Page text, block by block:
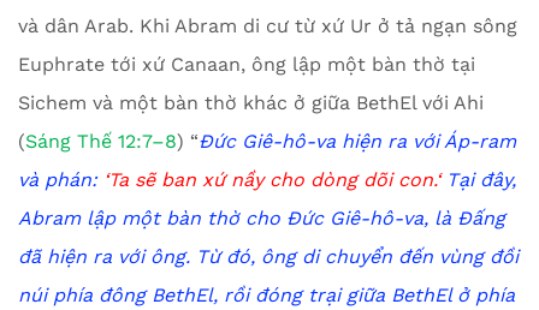
và dân Arab. Khi Abram di cư từ xứ Ur ở tả ngạn sông
Euphrate tới xứ Canaan, ông lập một bàn thờ tại
Sichem và một bàn thờ khác ở giữa BethEl với Ahi
(Sáng Thế 12:7–8) “Đức Giê-hô-va hiện ra với Áp-ram
và phán: ‘Ta sẽ ban xứ nầy cho dòng dõi con.‘Tại đây,
Abram lập một bàn thờ cho Đức Giê-hô-va, là Đấng
đã hiện ra với ông. Từ đó, ông di chuyển đến vùng đồi
núi phía đông BethEl, rồi đóng trại giữa BethEl ở phía